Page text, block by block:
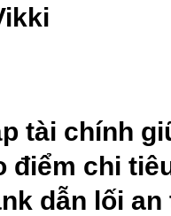
tài chính
điểm chi
dẫn lối an